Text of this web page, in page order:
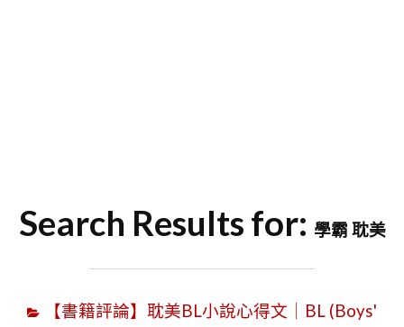
Search Results for: 學霸 耽美
【書籍評論】耽美BL小說心得文｜BL (Boys'